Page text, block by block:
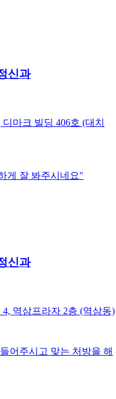
신과
마크 빌딩 406호 (대치
게 잘 봐주시네요"
신과
역삼프라자 2층 (역삼동)
어주시고 맞는 처방을 해